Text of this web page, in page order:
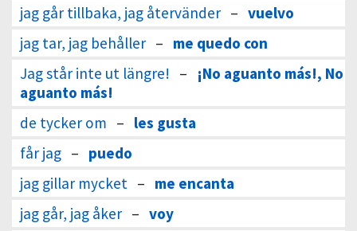
jag går tillbaka, jag återvänder – vuelvo
jag tar, jag behåller – me quedo con
Jag står inte ut längre! –
¡No aguanto más!, No
aguanto más!
de tycker om – les gusta
får jag – puedo
jag gillar mycket – me encanta
jag går, jag åker – voy